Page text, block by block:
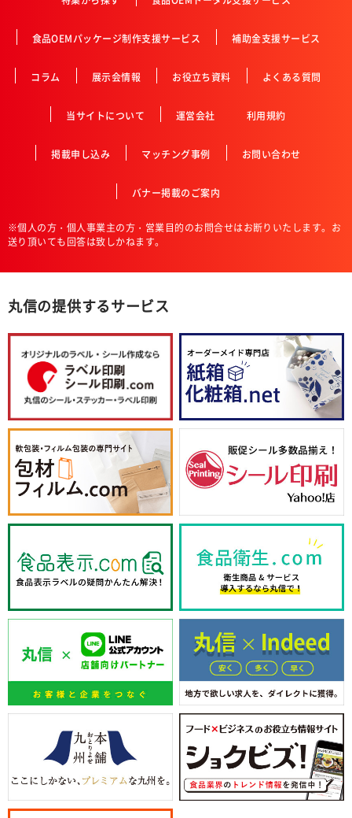
食品OEMパッケージ制作支援サービス 補助金支援サービス
コラム 展示会情報 お役立ち資料 よくある質問
当サイトについて 運営会社 利用規約
掲載申し込み マッチング事例 お問い合わせ
バナー掲載のご案内
※個人の方・個人事業主の方・営業目的のお問合せはお断りいたします。お
送り頂いても回答は致しかねます。
丸信の提供するサービス